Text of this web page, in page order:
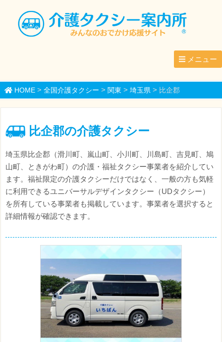
メニュー
HOME> 全国介護タクシー > 関東 > 埼玉県> 比企郡
比企郡の介護タクシー
埼玉県比企郡（滑川町、嵐山町、小川町、川島町、吉見町、鳩
山町、ときがわ町）の介護・福祉タクシー事業者を紹介してい
ます。福祉限定の介護タクシーだけではなく、一般の方も気軽
に利用できるユニバーサルデザインタクシー（UDタクシー）
を所有している事業者も掲載しています。事業者を選択すると
詳細情報が確認できます。